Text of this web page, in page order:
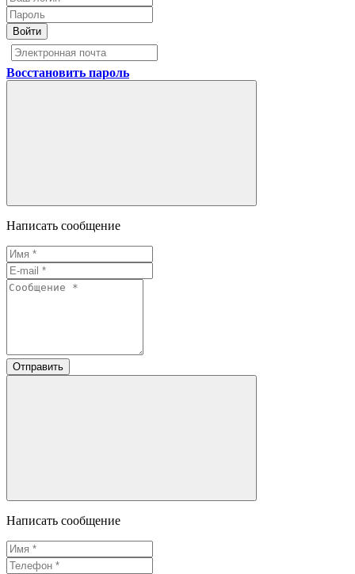
Войти
Восстановить пароль
Написать сообщение
Отправить
Написать сообщение